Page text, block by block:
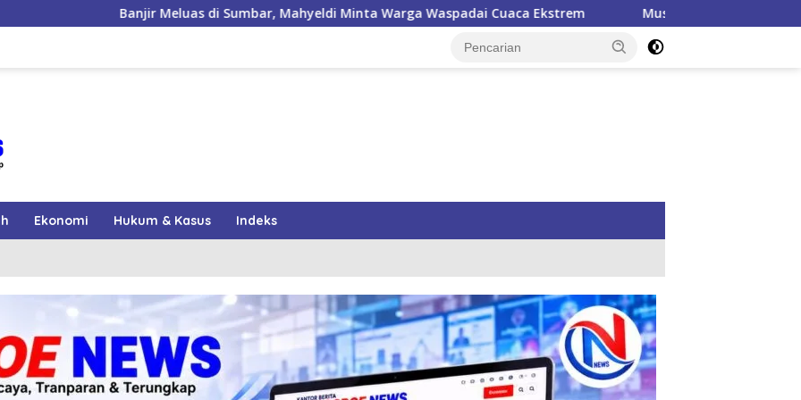
di Sumbar, Mahyeldi Minta Warga Waspadai Cuaca Ekstrem Musda VI Golkar Nagan Raya Tetapkan Teuku Raja
Ekonomi Hukum & Kasus Indeks